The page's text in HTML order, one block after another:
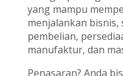
yang mampu
menjalankan
pembelian,
manufaktur, dan
Penasaran? Anda